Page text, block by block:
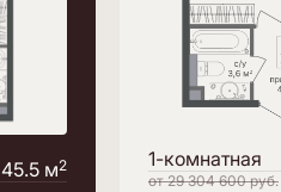
45.5 м2
1-комнатная
от29 304 600руб.